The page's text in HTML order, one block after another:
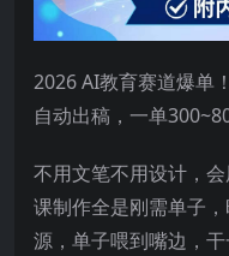
2026 AI教育赛道爆单
自动出稿，一单
不用文笔不用设计，
课制作全是刚需单子
源，单子喂到嘴边，干